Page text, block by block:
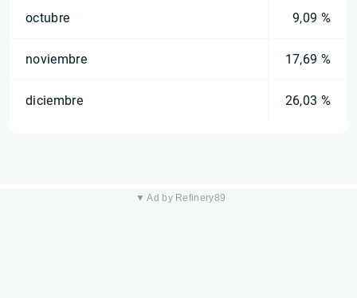
octubre 9,09 %
noviembre 17,69 %
diciembre 26,03 %
▼ Ad by Refinery89